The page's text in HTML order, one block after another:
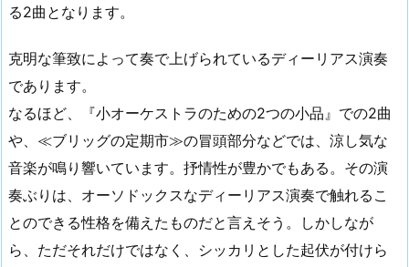
る2曲となります。
克明な筆致によって奏で上げられているディーリアス演奏
であります。
なるほど、『小オーケストラのための2つの小品』での2曲
や、≪ブリッグの定期市≫の冒頭部分などでは、涼し気な
音楽が鳴り響いています。抒情性が豊かでもある。その演
奏ぶりは、オーソドックスなディーリアス演奏で触れるこ
とのできる性格を備えたものだと言えそう。しかしなが
ら、ただそれだけではなく、シッカリとした起伏が付けら